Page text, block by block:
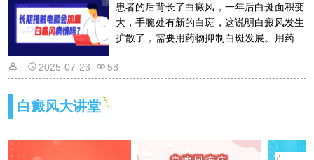
患者的后背长了白癜风，一年后白斑面积变
大，手腕处有新的白斑，这说明白癜风发生
扩散了，需要用药物抑制白斑发展。用药物
其反。详情请看文章介绍内容。
2025-07-23 58
白癜风大讲堂